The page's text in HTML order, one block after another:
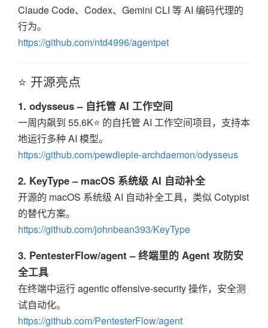
Claude Code、Codex、Gemini CLI 等 AI 编码代理的
行为。
https://github.com/ntd4996/agentpet
⭐ 开源亮点
1. odysseus – 自托管 AI 工作空间
一周内飙到 55.6K⭐ 的自托管 AI 工作空间项目，支持本
地运行多种 AI 模型。
https://github.com/pewdiepie-archdaemon/odysseus
2. KeyType – macOS 系统级 AI 自动补全
开源的 macOS 系统级 AI 自动补全工具，类似 Cotypist
的替代方案。
https://github.com/johnbean393/KeyType
3. PentesterFlow/agent – 终端里的 Agent 攻防安
全工具
在终端中运行 agentic offensive-security 操作，安全测
试自动化。
https://github.com/PentesterFlow/agent